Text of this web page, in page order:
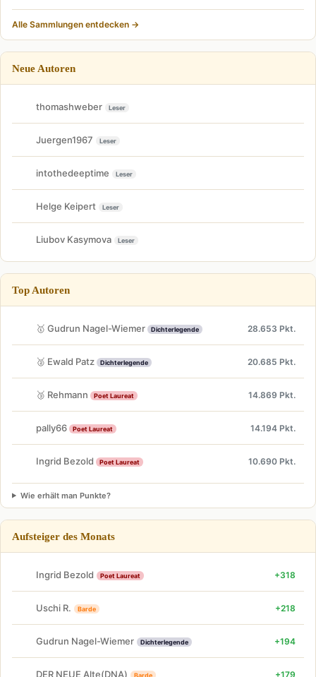
Alle Sammlungen entdecken →
Neue Autoren
thomashweber Leser
Juergen1967 Leser
intothedeeptime Leser
Helge Keipert Leser
Liubov Kasymova Leser
Top Autoren
🥇 Gudrun Nagel-Wiemer Dichterlegende 28.653 Pkt.
🥈 Ewald Patz Dichterlegende 20.685 Pkt.
🥉 Rehmann Poet Laureat 14.869 Pkt.
pally66 Poet Laureat 14.194 Pkt.
Ingrid Bezold Poet Laureat 10.690 Pkt.
Wie erhält man Punkte?
Aufsteiger des Monats
Ingrid Bezold Poet Laureat +318
Uschi R. Barde +218
Gudrun Nagel-Wiemer Dichterlegende +194
DER NEUE Alte(DNA) Barde +179